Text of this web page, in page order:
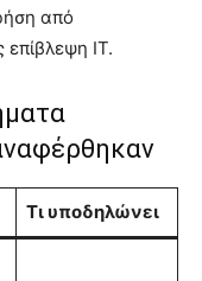
από
IT.
Τι υποδηλώνει